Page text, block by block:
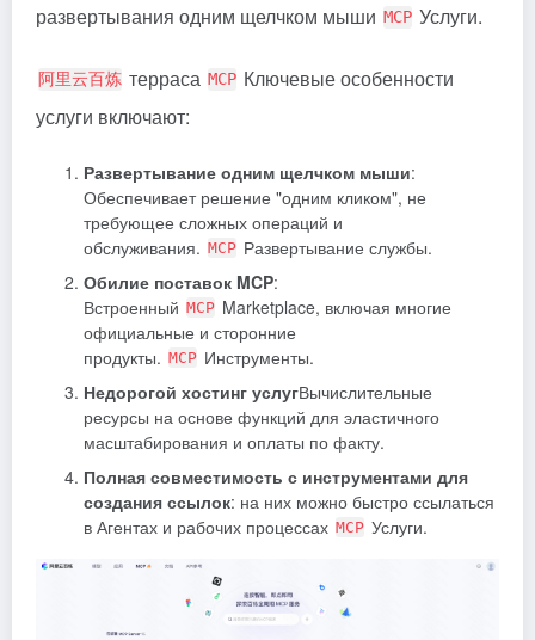
развертывания одним щелчком мыши MCP Услуги.
阿里云百炼 терраса MCP Ключевые особенности
услуги включают:
Развертывание одним щелчком мыши:
Обеспечивает решение "одним кликом", не
требующее сложных операций и
обслуживания. MCP Развертывание службы.
Обилие поставок MCP:
Встроенный MCP Marketplace, включая многие
официальные и сторонние
продукты. MCP Инструменты.
Недорогой хостинг услугВычислительные
ресурсы на основе функций для эластичного
масштабирования и оплаты по факту.
Полная совместимость с инструментами для
создания ссылок: на них можно быстро ссылаться
в Агентах и рабочих процессах MCP Услуги.